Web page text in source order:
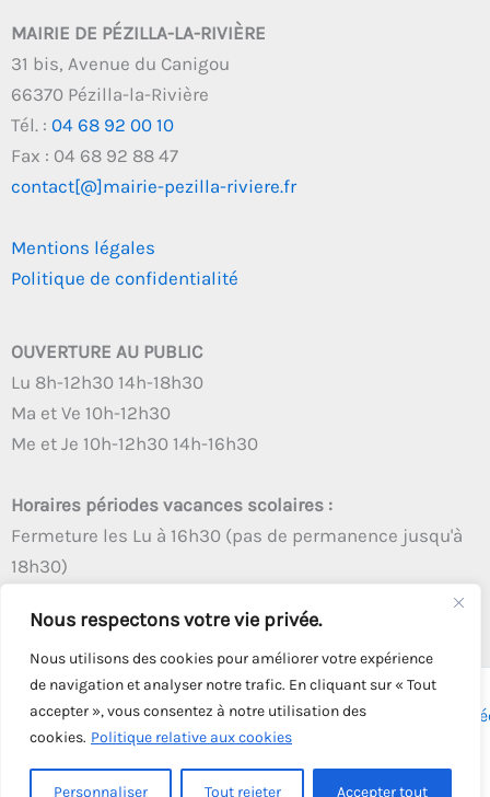
Nous respectons votre vie privée.
Nous utilisons des cookies pour améliorer votre expérience
de navigation et analyser notre trafic. En cliquant sur « Tout
accepter », vous consentez à notre utilisation des
cookies. Politique relative aux cookies
Personnaliser Tout rejeter Accepter tout
MAIRIE DE PÉZILLA-LA-RIVIÈRE
31 bis, Avenue du Canigou
66370 Pézilla-la-Rivière
Tél. : 04 68 92 00 10
Fax : 04 68 92 88 47
contact[@]mairie-pezilla-riviere.fr
Mentions légales
Politique de confidentialité
OUVERTURE AU PUBLIC
Lu 8h-12h30 14h-18h30
Ma et Ve 10h-12h30
Me et Je 10h-12h30 14h-16h30
Horaires périodes vacances scolaires :
Fermeture les Lu à 16h30 (pas de permanence jusqu'à
18h30)
Copyright © 2026 - Tous droits réservés - | Webmaster
Solution